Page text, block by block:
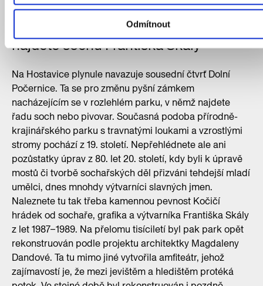
Odmítnout
V počernickém zámeckém parku
najdete sochu Františka Skály
Na Hostavice plynule navazuje sousední čtvrť Dolní
Počernice. Ta se pro změnu pyšní zámkem
nacházejícím se v rozlehlém parku, v němž najdete
řadu soch nebo pivovar. Současná podoba přírodně-
krajinářského parku s travnatými loukami a vzrostlými
stromy pochází z 19. století. Nepřehlédnete ale ani
pozůstatky úprav z 80. let 20. století, kdy byli k úpravě
mostů či tvorbě sochařských děl přizváni tehdejší mladí
umělci, dnes mnohdy výtvarníci slavných jmen.
Naleznete tu tak třeba kamennou pevnost Kočičí
hrádek od sochaře, grafika a výtvarníka Františka Skály
z let 1987–1989. Na přelomu tisíciletí byl pak park opět
rekonstruován podle projektu architektky Magdaleny
Dandové. Ta tu mimo jiné vytvořila amfiteátr, jehož
zajímavostí je, že mezi jevištěm a hledištěm protéká